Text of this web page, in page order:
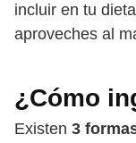
incluir en tu
aproveches al
¿Cómo
Existen 3